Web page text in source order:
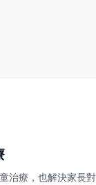
治療，也解決家長